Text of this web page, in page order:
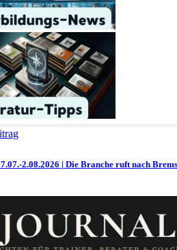
2.08.2026 | Die Branche ruft nach